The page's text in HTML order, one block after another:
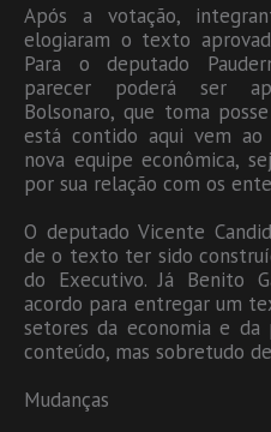
Após a votação,
elogiaram o texto
Para o deputado
parecer poderá ser
Bolsonaro, que toma
está contido aqui vem
nova equipe econômica,
por sua relação com os
O deputado Vicente
de o texto ter sido
do Executivo. Já Benito
acordo para entregar um
setores da economia e
conteúdo, mas sobretudo
Mudanças